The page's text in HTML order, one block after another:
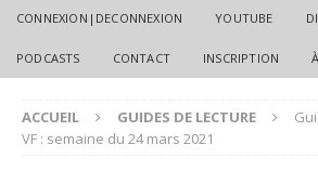
CONNEXION|DECONNEXION YOUTUBE
PODCASTS CONTACT INSCRIPTION
ACCUEIL GUIDES DE LECTURE
VF : semaine du 24 mars 2021